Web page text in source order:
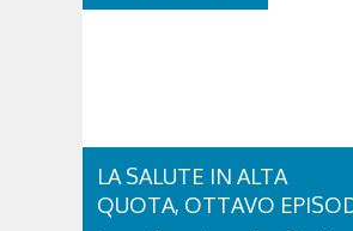
LA SALUTE IN ALTA
QUOTA, OTTAVO